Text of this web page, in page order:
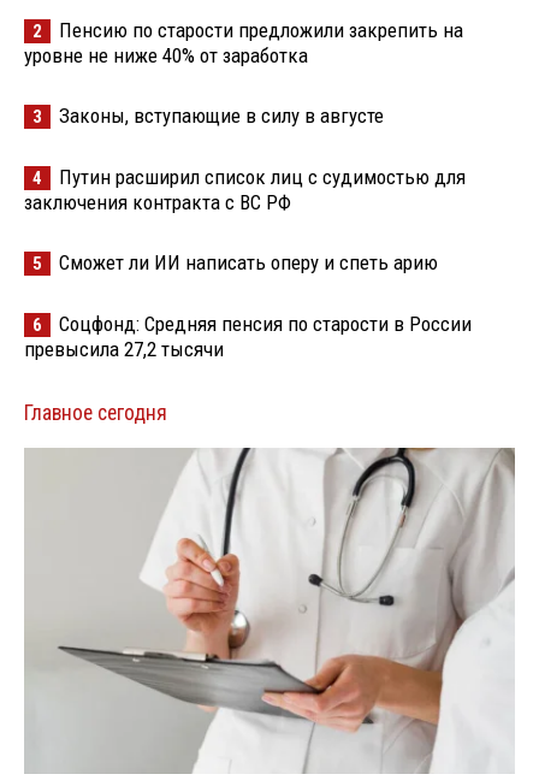
2
Пенсию по старости предложили закрепить на
уровне не ниже 40% от заработка
3 Законы, вступающие в силу в августе
4
Путин расширил список лиц с судимостью для
заключения контракта с ВС РФ
5 Сможет ли ИИ написать оперу и спеть арию
6
Соцфонд: Средняя пенсия по старости в России
превысила 27,2 тысячи
Главное сегодня